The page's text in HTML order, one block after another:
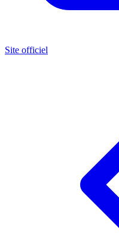
Site officiel